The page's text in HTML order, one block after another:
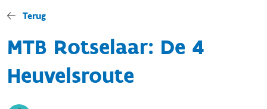
Terug
MTB Rotselaar: De 4
Heuvelsroute